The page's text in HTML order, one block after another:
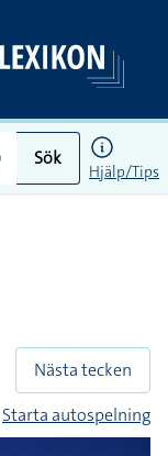
Sök
Hjälp/Tips
Nästa tecken
Starta autospelning